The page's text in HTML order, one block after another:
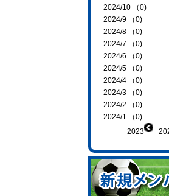
2024/10 （0)
2024/9 （0)
2024/8 （0)
2024/7 （0)
2024/6 （0)
2024/5 （0)
2024/4 （0)
2024/3 （0)
2024/2 （0)
2024/1 （0)
2023